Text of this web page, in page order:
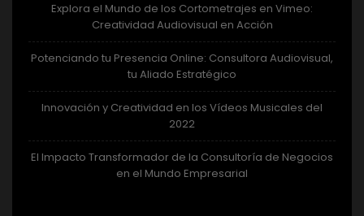
Explora el Mundo de los Cortometrajes en Vimeo:
Creatividad Audiovisual en Acción
Potenciando tu Presencia Online: Consultora Audiovisual,
tu Aliado Estratégico
Innovación y Creatividad en los Vídeos Musicales del
2022
El Impacto Transformador de la Consultoría de Negocios
en el Mundo Empresarial